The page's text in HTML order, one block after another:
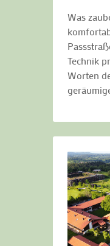
Was
Technik
Worten